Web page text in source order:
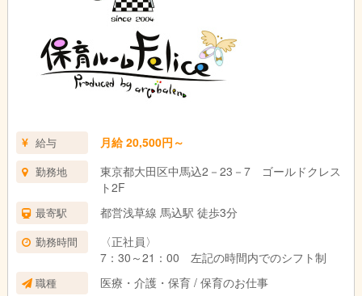
給与 月給 20,500円～
勤務地
東京都大田区中馬込2－23－7 ゴールドクレス
ト2F
最寄駅 都営浅草線 馬込駅 徒歩3分
勤務時間
〈正社員〉
7：30～21：00 左記の時間内でのシフト制
職種
医療・介護・保育 / 保育のお仕事